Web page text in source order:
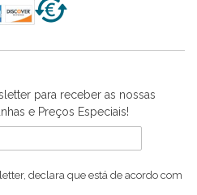
:) Muito Obrigada.
chegou. :) Muito obrigada pela
dos materiais que me
de sempre. :)
para receber as nossas
e Preços Especiais!
declara que está de acordo com